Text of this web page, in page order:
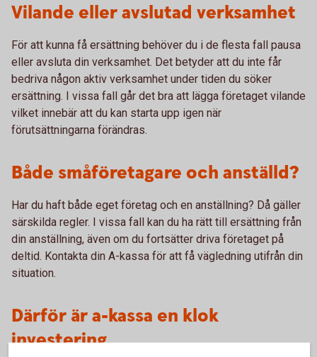
Vilande eller avslutad verksamhet
För att kunna få ersättning behöver du i de flesta fall pausa
eller avsluta din verksamhet. Det betyder att du inte får
bedriva någon aktiv verksamhet under tiden du söker
ersättning. I vissa fall går det bra att lägga företaget vilande
vilket innebär att du kan starta upp igen när
förutsättningarna förändras.
Både småföretagare och anställd?
Har du haft både eget företag och en anställning? Då gäller
särskilda regler. I vissa fall kan du ha rätt till ersättning från
din anställning, även om du fortsätter driva företaget på
deltid. Kontakta din A-kassa för att få vägledning utifrån din
situation.
Därför är a-kassa en klok
investering